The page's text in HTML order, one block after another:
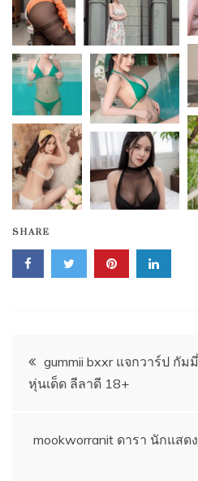
SHARE
Post
navigation
gummii bxxr แจกวาร์ป กั
หุ่นเด็ด ลีลาดี 18+
mookworranit ดารา นักแสด